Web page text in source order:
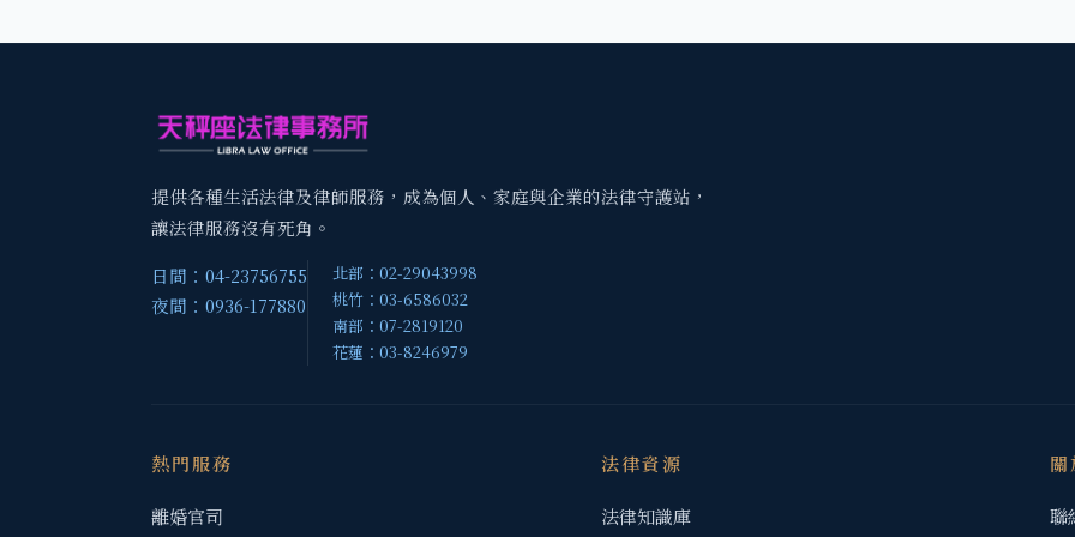
提供各種生活法律及律師服務，成為個人、家庭與企業的法律守護站，
讓法律服務沒有死角。
日間：04-23756755
夜間：0936-177880
北部：02-29043998
桃竹：03-6586032
南部：07-2819120
花蓮：03-8246979
熱門服務
離婚官司
法律資源
法律知識庫
關
聯